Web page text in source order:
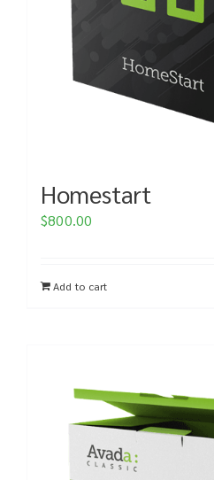
Homestart
$800.00
Add to cart